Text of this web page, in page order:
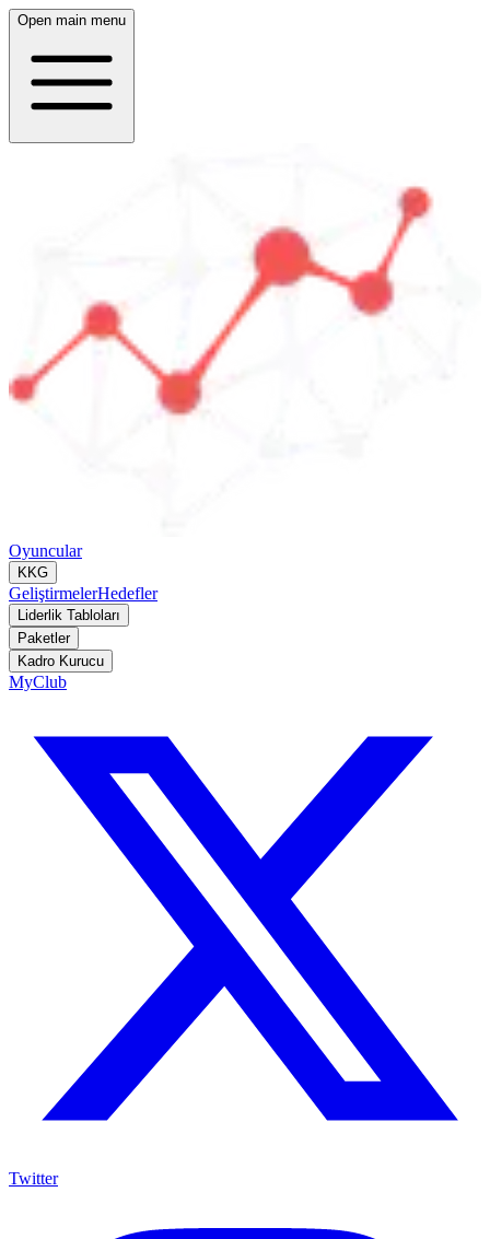
Open main menu
Oyuncular
KKG
GeliştirmelerHedefler
Liderlik Tabloları
Paketler
Kadro Kurucu
MyClub
Twitter